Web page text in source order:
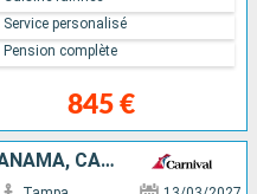
845 €
Service personalisé
Pension complète
ÉTATS-UNIS, COSTA RICA, PANAMA, CAÏMANS (ÎLES)